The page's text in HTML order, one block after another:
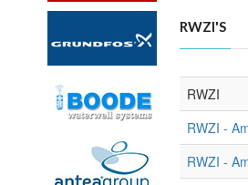
RWZI'S
RWZI
RWZI -
RWZI -